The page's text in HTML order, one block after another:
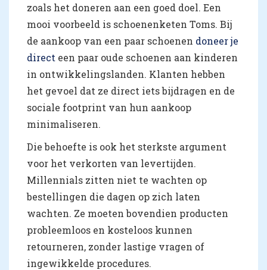
zoals het doneren aan een goed doel. Een
mooi voorbeeld is schoenenketen Toms. Bij
de aankoop van een paar schoenen doneer je
direct een paar oude schoenen aan kinderen
in ontwikkelingslanden. Klanten hebben
het gevoel dat ze direct iets bijdragen en de
sociale footprint van hun aankoop
minimaliseren.
Die behoefte is ook het sterkste argument
voor het verkorten van levertijden.
Millennials zitten niet te wachten op
bestellingen die dagen op zich laten
wachten. Ze moeten bovendien producten
probleemloos en kosteloos kunnen
retourneren, zonder lastige vragen of
ingewikkelde procedures.